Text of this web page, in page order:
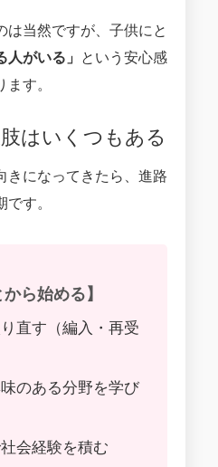
は当然ですが、子供にと
人がいる」
という安心感
す。
はいくつもある
きになってきたら、進路
す。
ら始める】
直す（編入・再受
のある分野を学び
会経験を積む